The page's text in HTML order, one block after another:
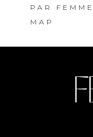
PAR
MAP